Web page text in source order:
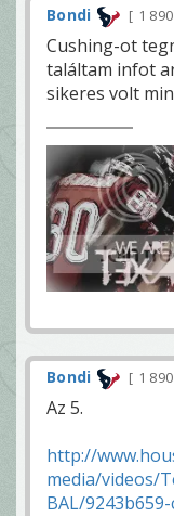
Bondi 1 890
Cushing-ot
találtam infot
sikeres volt
Bondi 1 890
Az 5.
http://
media/videos/
BAL/